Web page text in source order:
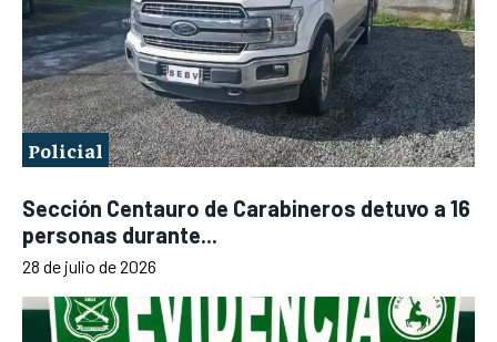
Policial
Sección Centauro de Carabineros detuvo a 16
personas durante...
28 de julio de 2026